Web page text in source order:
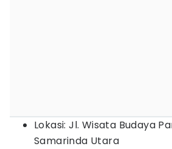
Lokasi: Jl. Wisata Budaya
Samarinda Utara